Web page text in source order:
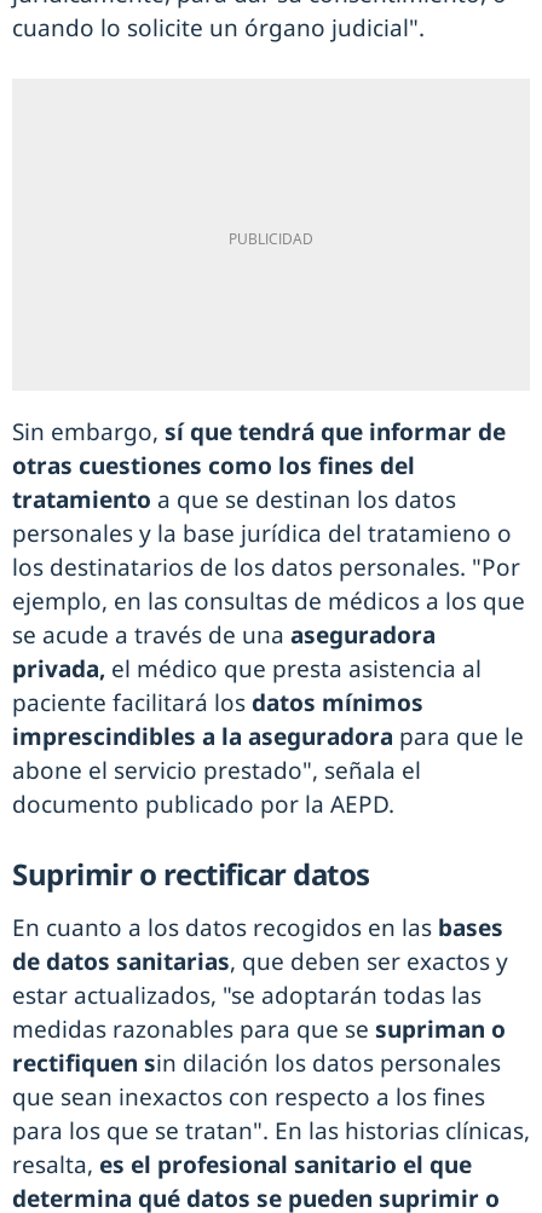
cuando lo solicite un órgano judicial".
Sin embargo, sí que tendrá que informar de
otras cuestiones como los fines del
tratamiento a que se destinan los datos
personales y la base jurídica del tratamieno o
los destinatarios de los datos personales. "Por
ejemplo, en las consultas de médicos a los que
se acude a través de una aseguradora
privada, el médico que presta asistencia al
paciente facilitará los datos mínimos
imprescindibles a la aseguradora para que le
abone el servicio prestado", señala el
documento publicado por la AEPD.
Suprimir o rectificar datos
En cuanto a los datos recogidos en las bases
de datos sanitarias, que deben ser exactos y
estar actualizados, "se adoptarán todas las
medidas razonables para que se supriman o
rectifiquen sin dilación los datos personales
que sean inexactos con respecto a los fines
para los que se tratan". En las historias clínicas,
resalta, es el profesional sanitario el que
determina qué datos se pueden suprimir o